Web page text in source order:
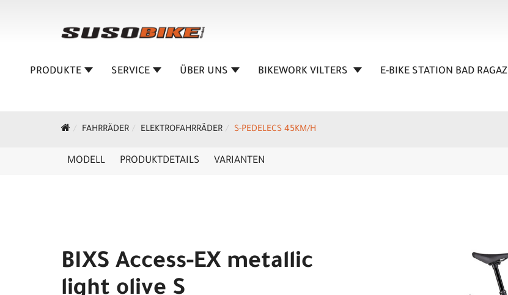
PRODUKTE SERVICE ÜBER UNS BIKEWORK VILTERS E-BIKE STATION BAD RAGAZ
FAHRRÄDER ELEKTROFAHRRÄDER S-PEDELECS 45KM/H
MODELL PRODUKTDETAILS VARIANTEN
BIXS Access-EX metallic
light olive S